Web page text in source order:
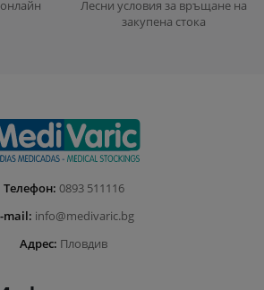
Лесни условия за връщане на
закупена стока
Телефон: 0893 511116
mail: info@medivaric.bg
Адрес: Пловдив